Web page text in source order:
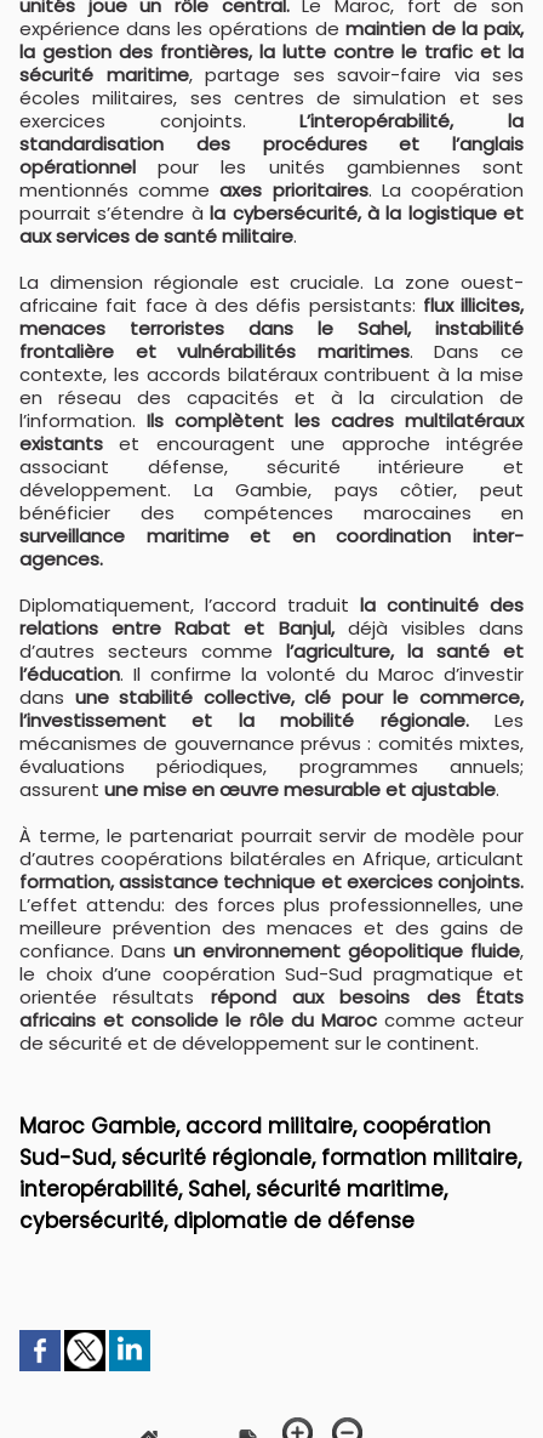
unités joue un rôle central.Le Maroc, fort de son
expérience dans les opérations de maintien de la paix,
la gestion des frontières, la lutte contre le trafic et la
sécurité maritime, partage ses savoir-faire via ses
écoles militaires, ses centres de simulation et ses
exercices conjoints.L’interopérabilité, la
standardisation des procédures et l’anglais
opérationnelpour les unités gambiennes sont
mentionnés comme axes prioritaires. La coopération
pourrait s’étendre àla cybersécurité, à la logistique et
aux services de santé militaire.
La dimension régionale est cruciale. La zone ouest-
africaine fait face à des défis persistants: flux illicites,
menaces terroristes dans le Sahel, instabilité
frontalière et vulnérabilités maritimes. Dans ce
contexte, les accords bilatéraux contribuent à la mise
en réseau des capacités et à la circulation de
l’information. Ils complètent les cadres multilatéraux
existants et encouragent une approche intégrée
associant défense, sécurité intérieure et
développement. La Gambie, pays côtier, peut
bénéficier des compétences marocaines en
surveillance maritime et en coordination inter-
agences.
Diplomatiquement, l’accord traduit la continuité des
relations entre Rabat et Banjul, déjà visibles dans
d’autres secteurs comme l’agriculture, la santé et
l’éducation. Il confirme la volonté du Maroc d’investir
dans une stabilité collective, clé pour le commerce,
l’investissement et la mobilité régionale.Les
mécanismes de gouvernance prévus : comités mixtes,
évaluations périodiques, programmes annuels;
assurent une mise en œuvre mesurable et ajustable.
À terme, le partenariat pourrait servir de modèle pour
d’autres coopérations bilatérales en Afrique, articulant
formation, assistance technique et exercices conjoints.
L’effet attendu: des forces plus professionnelles, une
meilleure prévention des menaces et des gains de
confiance. Dans un environnement géopolitique fluide,
le choix d’une coopération Sud-Sud pragmatique et
orientée résultats répond aux besoins des États
africains et consolide le rôle du Maroc comme acteur
de sécurité et de développement sur le continent.
Maroc Gambie, accord militaire, coopération
Sud-Sud, sécurité régionale, formation militaire,
interopérabilité, Sahel, sécurité maritime,
cybersécurité, diplomatie de défense